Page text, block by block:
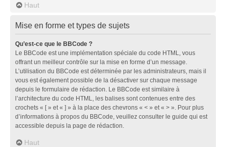
Haut
Mise en forme et types de sujets
Qu’est-ce que le BBCode ?
Le BBCode est une implémentation spéciale du code HTML, vous
offrant un meilleur contrôle sur la mise en forme d’un message.
L’utilisation du BBCode est déterminée par les administrateurs, mais il
vous est également possible de la désactiver sur chaque message
depuis le formulaire de rédaction. Le BBCode est similaire à
l’architecture du code HTML, les balises sont contenues entre des
crochets « [ » et « ] » à la place des chevrons « < » et « > ». Pour plus
d’informations à propos du BBCode, veuillez consulter le guide qui est
accessible depuis la page de rédaction.
Haut